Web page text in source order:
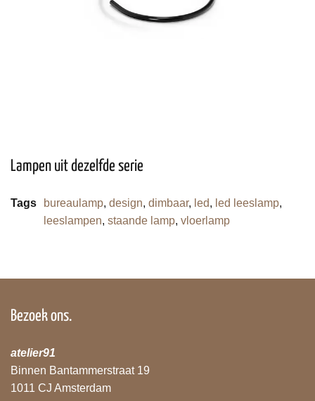
Lampen uit dezelfde serie
Tags bureaulamp, design, dimbaar, led, led leeslamp,
leeslampen, staande lamp, vloerlamp
Bezoek ons.
atelier91
Binnen Bantammerstraat 19
1011 CJ Amsterdam